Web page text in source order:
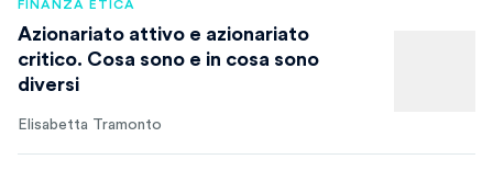
FINANZA ETICA
Azionariato attivo e azionariato
critico. Cosa sono e in cosa sono
diversi
Elisabetta Tramonto